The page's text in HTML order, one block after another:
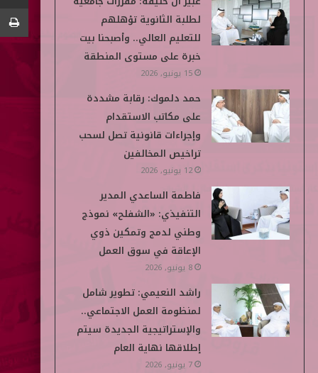
و
ك
د
إ
ن
و
ب
p
e
i
a
لطلبة الثانوية تؤهلهم
للتعليم العالي.. وأصبحنا بيت
خبرة على مستوى المنطقة
15 يونيو, 2026
حمد دلموك: رقابة مشددة
على مكاتب الاستقدام
وإجراءات قانونية تصل لسحب
تراخيص المخالفين
12 يونيو, 2026
فاطمة الساعدي المدير
التنفيذي: «الشفلح» نموذج
وطني لدمج وتمكين ذوي
الإعاقة في سوق العمل
8 يونيو, 2026
راشد النعيمي: تطوير شامل
لمنظومة العمل الاجتماعي..
والإستراتيجية الجديدة سيتم
إطلاقها نهاية العام
7 يونيو, 2026